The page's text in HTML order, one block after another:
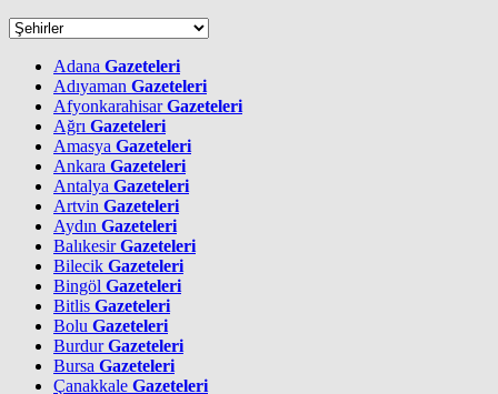
Adana Gazeteleri
Adıyaman Gazeteleri
AfyonkarahisarGazeteleri
Ağrı Gazeteleri
Amasya Gazeteleri
Ankara Gazeteleri
Antalya Gazeteleri
Artvin Gazeteleri
Aydın Gazeteleri
BalıkesirGazeteleri
Bilecik Gazeteleri
Bingöl Gazeteleri
Bitlis Gazeteleri
Bolu Gazeteleri
BurdurGazeteleri
Bursa Gazeteleri
Çanakkale Gazeteleri